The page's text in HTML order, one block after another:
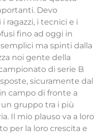
Devo
ragazzi, i tecnici e i
fino ad oggi in
ma spinti dalla
noi gente della
di serie B
sicuramente dal
campo di fronte a
gruppo tra i più
Il mio plauso va a loro
per la loro crescita e